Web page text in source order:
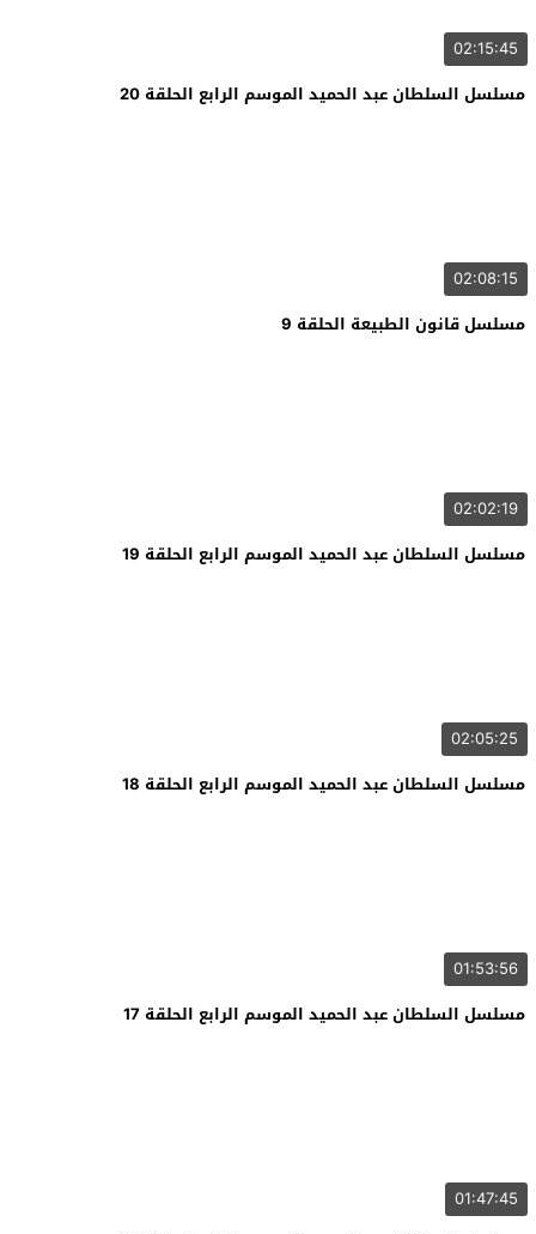
02:15:45
مسلسل السلطان عبد الحميد الموسم الرابع الحلقة 20
02:08:15
مسلسل قانون الطبيعة الحلقة 9
02:02:19
مسلسل السلطان عبد الحميد الموسم الرابع الحلقة 19
02:05:25
مسلسل السلطان عبد الحميد الموسم الرابع الحلقة 18
01:53:56
مسلسل السلطان عبد الحميد الموسم الرابع الحلقة 17
01:47:45